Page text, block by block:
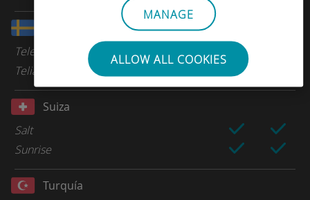
MANAGE
ALLOW ALL COOKIES
Tele2
Telia
Suiza
Salt
Sunrise
Turquía